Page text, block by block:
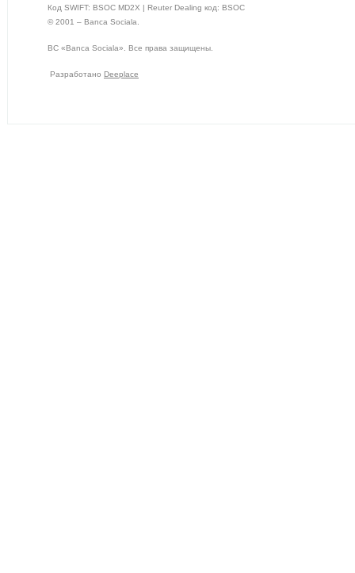
Код SWIFT: BSOC MD2X | Reuter Dealing код: BSOC
© 2001 – Banca Sociala.
BC «Banca Sociala». Все права защищены.
Разработано Deeplace